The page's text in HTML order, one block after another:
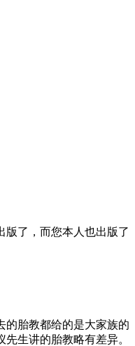
版了，而您本人也出版了
的胎教都给的是大家族的
生讲的胎教略有差异。